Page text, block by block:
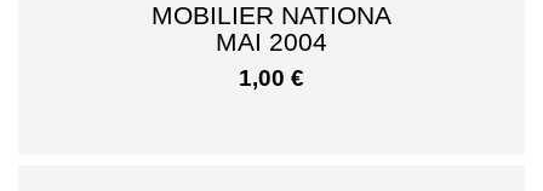
MOBILIER NATIONA
MAI 2004
1,00 €